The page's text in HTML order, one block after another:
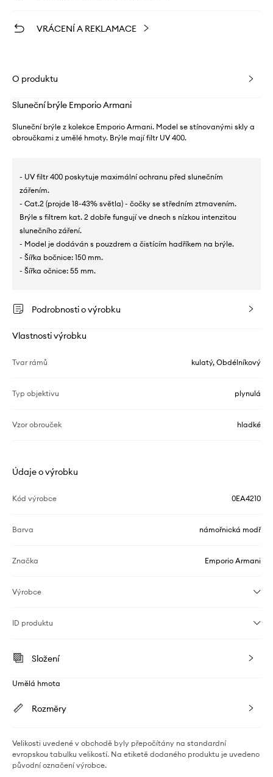
VRÁCENÍ A REKLAMACE
O produktu
Sluneční brýle Emporio Armani
Sluneční brýle z kolekce Emporio Armani. Model se stínovanými skly a
obroučkami z umělé hmoty. Brýle mají filtr UV 400.
- UV filtr 400 poskytuje maximální ochranu před slunečním
zářením.
- Cat.2 (projde 18-43% světla) - čočky se středním ztmavením.
Brýle s filtrem kat. 2 dobře fungují ve dnech s nízkou intenzitou
slunečního záření.
- Model je dodáván s pouzdrem a čistícím hadříkem na brýle.
- Šířka bočnice: 150 mm.
- Šířka očnice: 55 mm.
Podrobnosti o výrobku
Vlastnosti výrobku
Tvar rámů kulatý, Obdélníkový
Typ objektivu plynulá
Vzor obrouček hladké
Údaje o výrobku
Kód výrobce 0EA4210
Barva námořnická modř
Značka Emporio Armani
Výrobce
ID produktu
Složení
Umělá hmota
Rozměry
Velikosti uvedené v obchodě byly přepočítány na standardní
evropskou tabulku velikostí. Na etiketě dodaného produktu je uvedeno
původní označení výrobce.